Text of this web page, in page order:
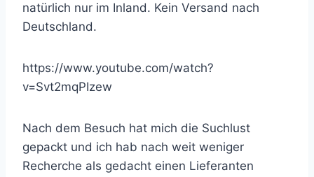
natürlich nur im Inland. Kein Versand nach
Deutschland.
https://www.youtube.com/watch?
v=Svt2mqPIzew
Nach dem Besuch hat mich die Suchlust
gepackt und ich hab nach weit weniger
Recherche als gedacht einen Lieferanten